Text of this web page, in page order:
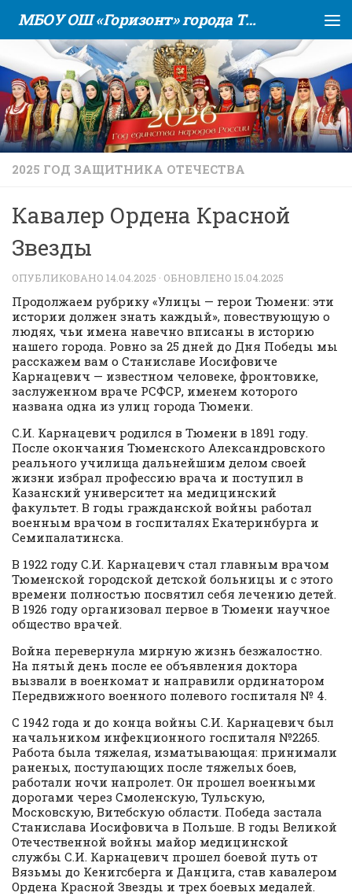
Skip to content МБОУ ОШ «Горизонт» города Тюмени
2025 ГОД ЗАЩИТНИКА ОТЕЧЕСТВА
Кавалер Ордена Красной
Звезды
ОПУБЛИКОВАНО 14.04.2025 · ОБНОВЛЕНО 15.04.2025
Продолжаем рубрику «Улицы — герои Тюмени: эти
истории должен знать каждый», повествующую о
людях, чьи имена навечно вписаны в историю
нашего города. Ровно за 25 дней до Дня Победы мы
расскажем вам о Станиславе Иосифовиче
Карнацевич — известном человеке, фронтовике,
заслуженном враче РСФСР, именем которого
названа одна из улиц города Тюмени.
С.И. Карнацевич родился в Тюмени в 1891 году.
После окончания Тюменского Александровского
реального училища дальнейшим делом своей
жизни избрал профессию врача и поступил в
Казанский университет на медицинский
факультет. В годы гражданской войны работал
военным врачом в госпиталях Екатеринбурга и
Семипалатинска.
В 1922 году С.И. Карнацевич стал главным врачом
Тюменской городской детской больницы и с этого
времени полностью посвятил себя лечению детей.
В 1926 году организовал первое в Тюмени научное
общество врачей.
Война перевернула мирную жизнь безжалостно.
На пятый день после ее объявления доктора
вызвали в военкомат и направили ординатором
Передвижного военного полевого госпиталя № 4.
С 1942 года и до конца войны С.И. Карнацевич был
начальником инфекционного госпиталя №2265.
Работа была тяжелая, изматывающая: принимали
раненых, поступающих после тяжелых боев,
работали ночи напролет. Он прошел военными
дорогами через Смоленскую, Тульскую,
Московскую, Витебскую области. Победа застала
Станислава Иосифовича в Польше. В годы Великой
Отечественной войны майор медицинской
службы С.И. Карнацевич прошел боевой путь от
Вязьмы до Кенигсберга и Данцига, став кавалером
Ордена Красной Звезды и трех боевых медалей.